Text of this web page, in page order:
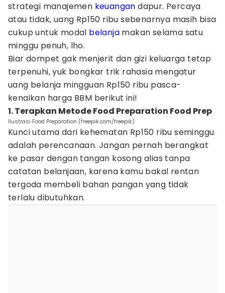
strategi manajemen keuangan dapur. Percaya
atau tidak, uang Rp150 ribu sebenarnya masih bisa
cukup untuk modal belanja makan selama satu
minggu penuh, lho.
Biar dompet gak menjerit dan gizi keluarga tetap
terpenuhi, yuk bongkar trik rahasia mengatur
uang belanja mingguan Rp150 ribu pasca-
kenaikan harga BBM berikut ini!
1. Terapkan Metode Food Preparation Food Prep
Ilustrasi Food Preparation (freepik.com/freepik)
Kunci utama dari kehematan Rp150 ribu seminggu
adalah perencanaan. Jangan pernah berangkat
ke pasar dengan tangan kosong alias tanpa
catatan belanjaan, karena kamu bakal rentan
tergoda membeli bahan pangan yang tidak
terlalu dibutuhkan.